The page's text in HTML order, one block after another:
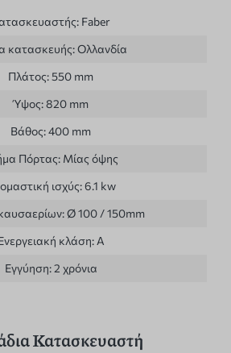
Faber
κατασκευής:Ολλανδία
Πλάτος:550 mm
Ύψος:820 mm
Βάθος:400 mm
Πόρτας: Μίας όψης
ισχύς:6.1 kw
Ø 100 / 150mm
κλάση: A
Εγγύηση:2 χρόνια
Κατασκευαστή